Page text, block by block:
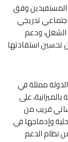
المستفيدين وفق
تدريجي
ودعم
تحسين استفادتها
ممثلة في
بالميزانية، على
قريب من
وإدماجها في
نظام الدعم